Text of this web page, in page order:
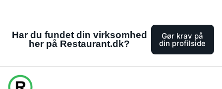
Har du fundet din virksomhed
her på Restaurant.dk?
Gør krav på
din profilside